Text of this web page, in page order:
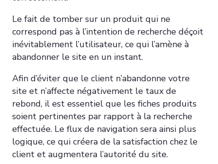
Le fait de tomber sur un produit qui ne
correspond pas à l’intention de recherche déçoit
inévitablement l’utilisateur, ce qui l’amène à
abandonner le site en un instant.
Afin d’éviter que le client n’abandonne votre
site et n’affecte négativement le taux de
rebond, il est essentiel que les fiches produits
soient pertinentes par rapport à la recherche
effectuée. Le flux de navigation sera ainsi plus
logique, ce qui créera de la satisfaction chez le
client et augmentera l’autorité du site.